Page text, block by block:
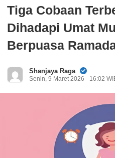
Tiga Cobaan
Dihadapi Umat
Berpuasa
Shanjaya Raga
Senin, 9 Maret 2026 - 16:02